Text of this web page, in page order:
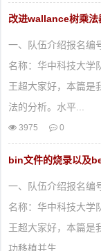
改进wallance树乘法
一、队伍介绍报名编
名称：华中科技大学
王超大家好，本篇是
法的分析。水平...
3975 0
bin文件的烧录以及
一、队伍介绍报名编
名称：华中科技大学
王超大家好，本篇是
功移植并生...